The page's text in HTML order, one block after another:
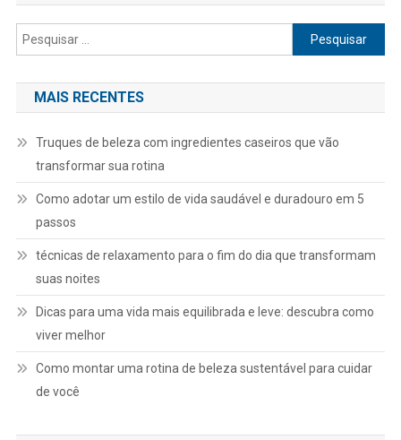
Pesquisar
por:
MAIS RECENTES
Truques de beleza com ingredientes caseiros que vão
transformar sua rotina
Como adotar um estilo de vida saudável e duradouro em 5
passos
técnicas de relaxamento para o fim do dia que transformam
suas noites
Dicas para uma vida mais equilibrada e leve: descubra como
viver melhor
Como montar uma rotina de beleza sustentável para cuidar
de você